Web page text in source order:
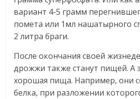
вариант 4-5 грамм
помета или 1мл нашатырного
2 литра браги.
После окончания своей
дрожжи также станут пищей. А
хорошая пища. Например, они
белка, при разложении